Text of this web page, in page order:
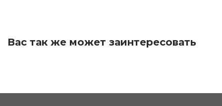
Вас так же может заинтересовать